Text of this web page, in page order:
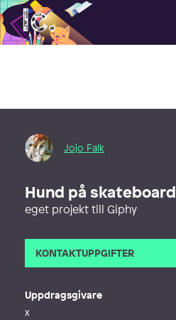
Illustratörcentrum
Jojo Falk
Hund på skateboard
eget projekt till Giphy
KONTAKTUPPGIFTER
Uppdragsgivare
x